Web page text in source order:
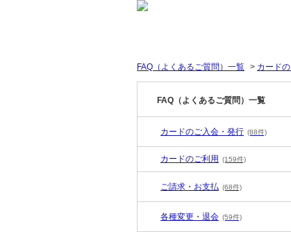
FAQ（よくあるご質問）一覧 > カード
FAQ（よくあるご質問）一覧
カードのご入会・発行 (88件)
カードのご利用 (159件)
ご請求・お支払 (68件)
各種変更・退会 (59件)